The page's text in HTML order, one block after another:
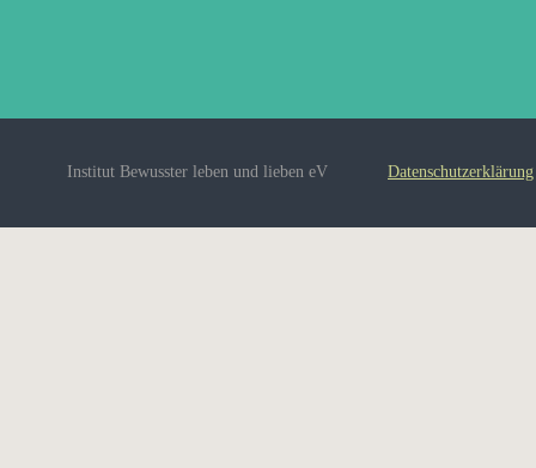
Institut Bewusster leben und lieben eV Datenschutzerklärung